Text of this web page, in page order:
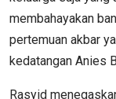
membahayakan
pertemuan akbar
kedatangan Anies
Rasyid